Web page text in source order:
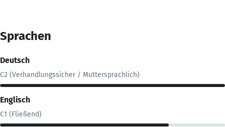
Sprachen
Deutsch
C2 (Verhandlungssicher / Muttersprachlich)
Englisch
C1 (Fließend)